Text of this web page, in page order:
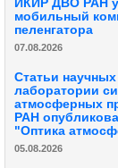
ИКИР ДВО РАН
мобильный
пеленгатора
07.08.2026
Статьи
лаборатории
атмосферных
РАН
"Оптика
05.08.2026